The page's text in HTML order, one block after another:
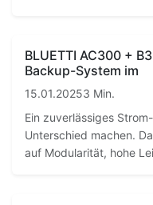
BLUETTI AC300 +
Backup-System im
15.01.20253 Min.
Ein zuverlässiges
Unterschied machen.
auf Modularität, hohe